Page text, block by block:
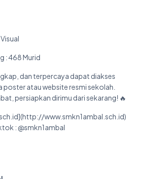
: 468 Murid
dan terpercaya dapat diakses
poster atau website resmi sekolah.
persiapkan dirimu dari sekarang! 🔥
www.smkn1ambal.sch.id)
: @smkn1ambal